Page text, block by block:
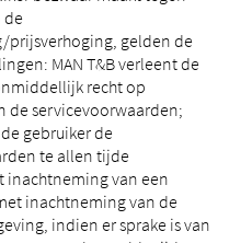
de
prijsverhoging, gelden de
MAN T&B verleent de
recht op
de servicevoorwaarden;
gebruiker de
te allen tijde
inachtneming van een
inachtneming van de
indien er sprake is van